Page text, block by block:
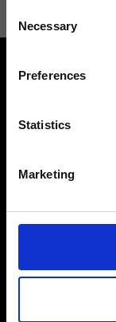
Selection
Necessary
Preferences
Statistics
Marketing